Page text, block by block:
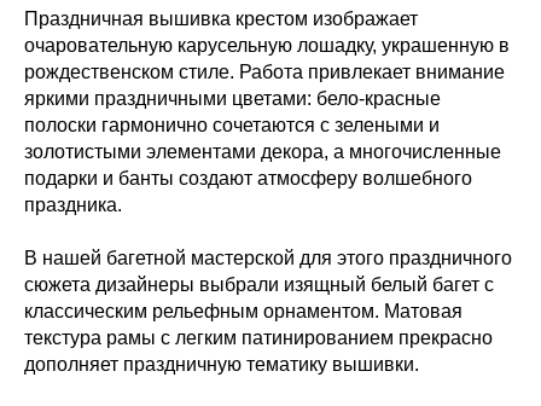
Праздничная вышивка крестом изображает
очаровательную карусельную лошадку, украшенную в
рождественском стиле. Работа привлекает внимание
яркими праздничными цветами: бело-красные
полоски гармонично сочетаются с зелеными и
золотистыми элементами декора, а многочисленные
подарки и банты создают атмосферу волшебного
праздника.
В нашей багетной мастерской для этого праздничного
сюжета дизайнеры выбрали изящный белый багет с
классическим рельефным орнаментом. Матовая
текстура рамы с легким патинированием прекрасно
дополняет праздничную тематику вышивки.